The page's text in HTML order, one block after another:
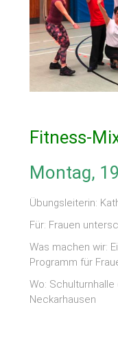
Fitness-
Montag,
Übungsleiterin:
Für: Frauen
Was machen wir:
Programm für
Wo: Schulturnhalle
Neckarhausen